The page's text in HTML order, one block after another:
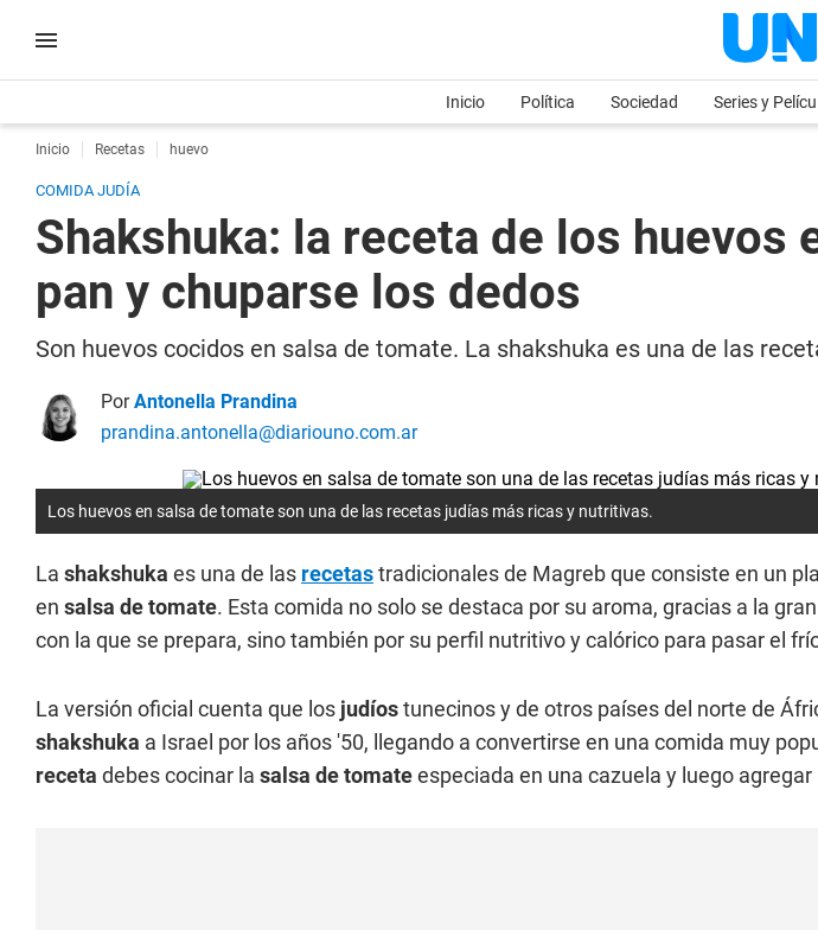
Inicio Política Sociedad Series y
Inicio Recetas huevo
COMIDA JUDÍA
Shakshuka: la receta de los huevos
pan y chuparse los dedos
Son huevos cocidos en salsa de tomate. La shakshuka es una de las
PorAntonella Prandina
prandina.antonella@diariouno.com.ar
Los huevos en salsa de tomate son una de las recetas judías más ricas y nutritivas.
La shakshuka es una de las recetastradicionales de Magreb que consiste en un
en salsa de tomate. Esta comida no solo se destaca por su aroma, gracias a la
con la que se prepara, sino también por su perfil nutritivo y calórico para pasar el
La versión oficial cuenta que los judíostunecinos y de otros países del norte de
shakshuka a Israel por los años '50, llegando a convertirse en una comida muy
receta debes cocinar la salsa de tomateespeciada en una cazuela y luego agregar